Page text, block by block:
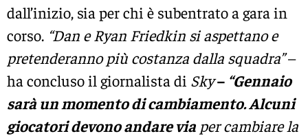
dall’inizio, sia per chi è subentrato a gara in
corso. “Dan e Ryan Friedkin si aspettano e
pretenderanno più costanza dalla squadra”–
ha concluso il giornalista di Sky– “Gennaio
sarà un momento di cambiamento. Alcuni
giocatori devono andare via per cambiare la